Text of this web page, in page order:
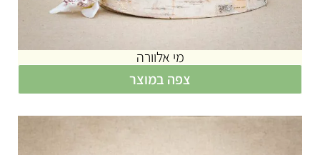
מי אלוורה
צפה במוצר